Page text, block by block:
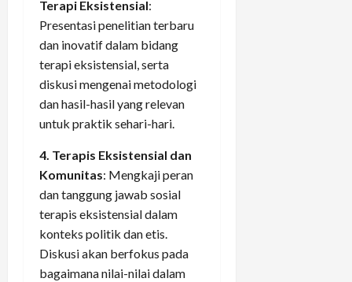
Terapi Eksistensial:
Presentasi penelitian terbaru
dan inovatif dalam bidang
terapi eksistensial, serta
diskusi mengenai metodologi
dan hasil-hasil yang relevan
untuk praktik sehari-hari.
4. Terapis Eksistensial dan
Komunitas: Mengkaji peran
dan tanggung jawab sosial
terapis eksistensial dalam
konteks politik dan etis.
Diskusi akan berfokus pada
bagaimana nilai-nilai dalam